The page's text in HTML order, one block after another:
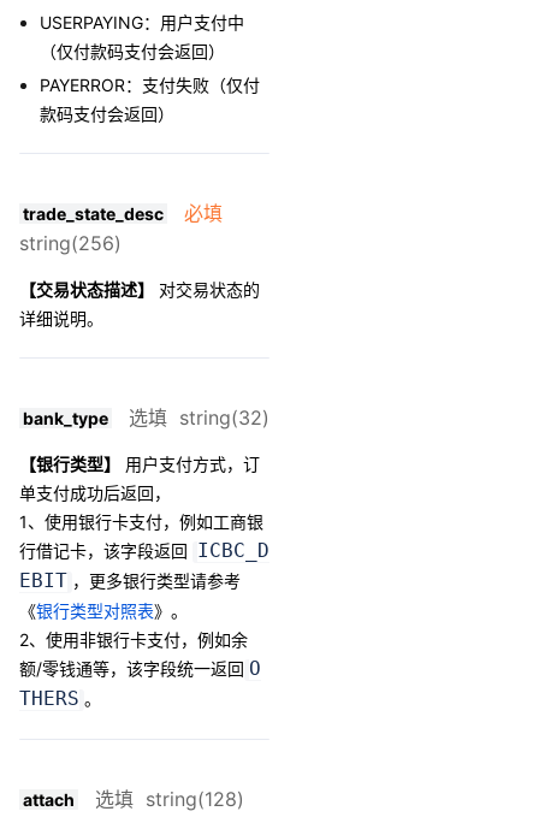
USERPAYING：用户支付中
（仅付款码支付会返回）
PAYERROR：支付失败（仅付
款码支付会返回）
trade_state_desc
必填
string(256)
【交易状态描述】
对交易状态的
详细说明。
bank_type 选填 string(32)
【银行类型】
用户支付方式，订
单支付成功后返回，
1、使用银行卡支付， 例如工商银
行借记卡，该字段返回 ICBC_D
EBIT ，更多银行类型请参考
《银行类型对照表》。
2、使用非银行卡支付，例如余
额/零钱通等，该字段统一返回 O
THERS 。
attach 选填 string(128)